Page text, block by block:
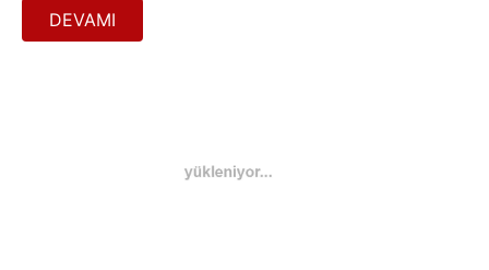
artırmaktadır. Teknolojinin ilerlemesiyle birlikte, çalışma
alanları daha işlevsel, ergonomik ve estetik olarak